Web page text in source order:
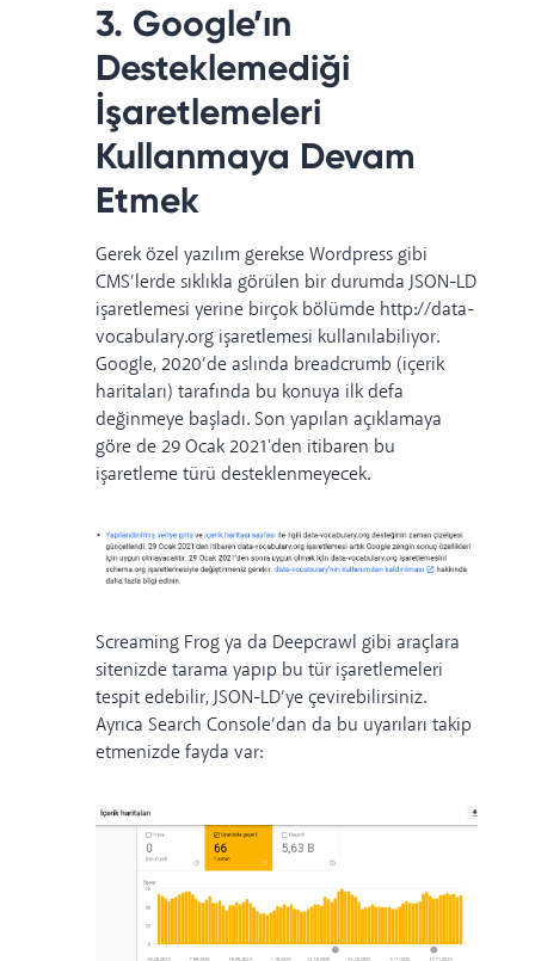
3. Google’ın
Desteklemediği
İşaretlemeleri
Kullanmaya Devam
Etmek
Gerek özel yazılım gerekse Wordpress gibi
CMS’lerde sıklıkla görülen bir durumda JSON-LD
işaretlemesi yerine birçok bölümde http://data-
vocabulary.org işaretlemesi kullanılabiliyor.
Google, 2020’de aslında breadcrumb (içerik
haritaları) tarafında bu konuya ilk defa
değinmeye başladı. Son yapılan açıklamaya
göre de 29 Ocak 2021'den itibaren bu
işaretleme türü desteklenmeyecek.
Screaming Frog ya da Deepcrawl gibi araçlara
sitenizde tarama yapıp bu tür işaretlemeleri
tespit edebilir, JSON-LD’ye çevirebilirsiniz.
Ayrıca Search Console’dan da bu uyarıları takip
etmenizde fayda var: